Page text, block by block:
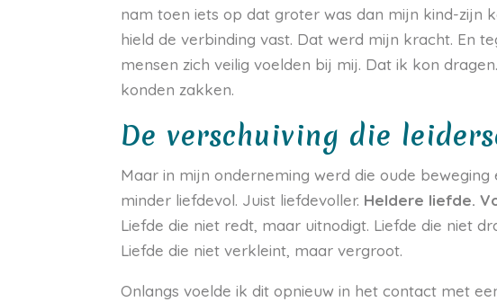
nam toen iets op dat groter was dan mijn kind-zijn
hield de verbinding vast. Dat werd mijn kracht. En
mensen zich veilig voelden bij mij. Dat ik kon
konden zakken.
De verschuiving die
Maar in mijn onderneming werd die oude
minder liefdevol. Juist liefdevoller. Heldere liefde.
Liefde die niet redt, maar uitnodigt. Liefde die niet
Liefde die niet verkleint, maar vergroot.
Onlangs voelde ik dit opnieuw in het contact met